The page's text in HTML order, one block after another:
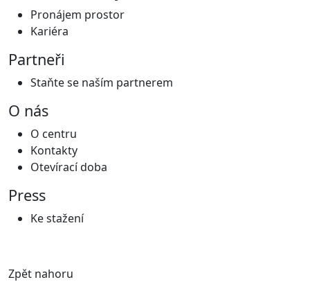
Pronájem prostor
Kariéra
Partneři
Staňte se naším partnerem
O nás
O centru
Kontakty
Otevírací doba
Press
Ke stažení
Zpět nahoru